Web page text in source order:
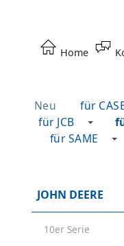
Home
Neu für
für JCB
für SAME
JOHN DEERE
10er Serie